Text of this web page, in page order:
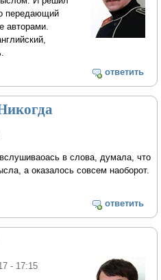
передающий
авторами.
ответить
в слова, думала, что
а оказалось совсем наоборот.
ответить
- 17:15